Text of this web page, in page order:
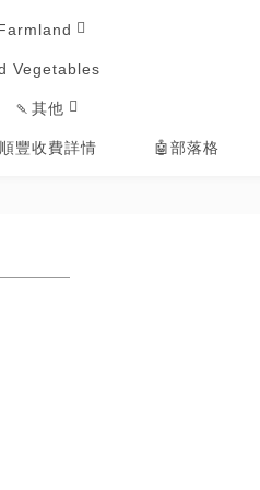
Vegetables
🍡其他
豐收費詳情 🤖部落格